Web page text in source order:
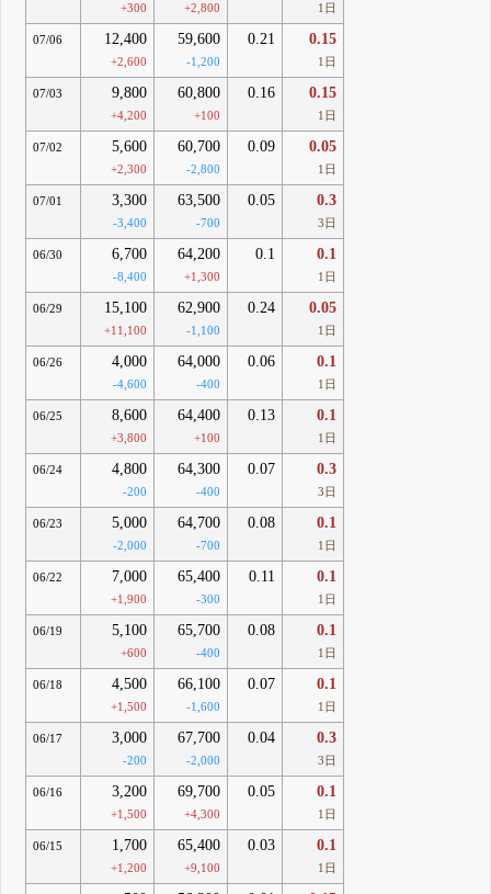
+300 +2,800 1日
07/06 12,400
+2,600
59,600
-1,200
0.21 0.15
1日
07/03 9,800
+4,200
60,800
+100
0.16 0.15
1日
07/02 5,600
+2,300
60,700
-2,800
0.09 0.05
1日
07/01 3,300
-3,400
63,500
-700
0.05 0.3
3日
06/30 6,700
-8,400
64,200
+1,300
0.1 0.1
1日
06/29 15,100
+11,100
62,900
-1,100
0.24 0.05
1日
06/26 4,000
-4,600
64,000
-400
0.06 0.1
1日
06/25 8,600
+3,800
64,400
+100
0.13 0.1
1日
06/24 4,800
-200
64,300
-400
0.07 0.3
3日
06/23 5,000
-2,000
64,700
-700
0.08 0.1
1日
06/22 7,000
+1,900
65,400
-300
0.11 0.1
1日
06/19 5,100
+600
65,700
-400
0.08 0.1
1日
06/18 4,500
+1,500
66,100
-1,600
0.07 0.1
1日
06/17 3,000
-200
67,700
-2,000
0.04 0.3
3日
06/16 3,200
+1,500
69,700
+4,300
0.05 0.1
1日
06/15 1,700
+1,200
65,400
+9,100
0.03 0.1
1日